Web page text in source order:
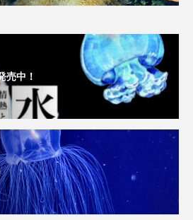
海響館 干支 干潟
幼生
もとまち水族館 形態
撮影 擬態
新海生物 新潟市
売中！